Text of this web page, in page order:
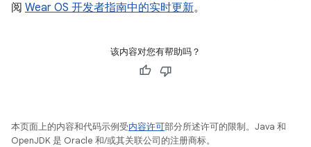
阅 Wear OS 开发者指南中的实时更新。
该内容对您有帮助吗？
本页面上的内容和代码示例受内容许可部分所述许可的限制。Java 和
OpenJDK 是 Oracle 和/或其关联公司的注册商标。